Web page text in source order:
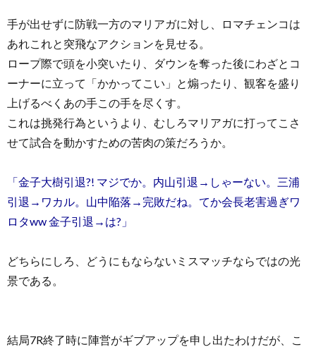
手が出せずに防戦一方のマリアガに対し、ロマチェンコは
あれこれと突飛なアクションを見せる。
ロープ際で頭を小突いたり、ダウンを奪った後にわざとコ
ーナーに立って「かかってこい」と煽ったり、観客を盛り
上げるべくあの手この手を尽くす。
これは挑発行為というより、むしろマリアガに打ってこさ
せて試合を動かすための苦肉の策だろうか。
「金子大樹引退?! マジでか。内山引退→しゃーない。三浦
引退→ワカル。山中陥落→完敗だね。てか会長老害過ぎワ
ロタww 金子引退→は?」
どちらにしろ、どうにもならないミスマッチならではの光
景である。
結局7R終了時に陣営がギブアップを申し出たわけだが、こ